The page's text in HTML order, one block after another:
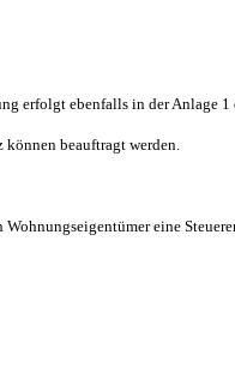
erfolgt ebenfalls in der Anlage 1
beauftragt werden.
eine